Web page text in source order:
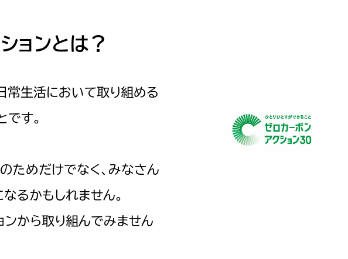
環境・エネルギー
都市基盤
文化政策課
ョンとは？
常生活において取り組める
す。
ためだけでなく、みなさん
るかもしれません。
ンから取り組んでみません